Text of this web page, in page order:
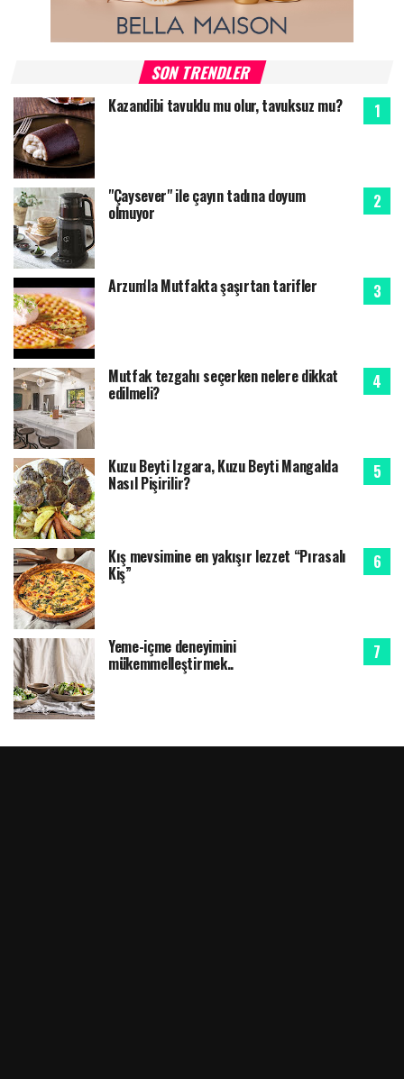
SON TRENDLER
Kazandibi tavuklu mu olur, tavuksuz mu?
"Çaysever" ile çayın tadına doyum
olmuyor
Arzum'la Mutfakta şaşırtan tarifler
Mutfak tezgahı seçerken nelere dikkat
edilmeli?
Kuzu Beyti Izgara, Kuzu Beyti Mangalda
Nasıl Pişirilir?
Kış mevsimine en yakışır lezzet “Pırasalı
Kiş”
Yeme-içme deneyimini
mükemmelleştirmek..